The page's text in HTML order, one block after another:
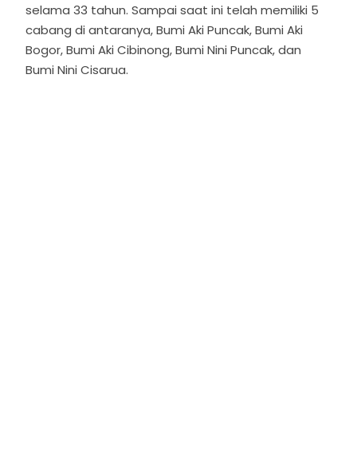
selama 33 tahun. Sampai saat ini telah memiliki 5
cabang di antaranya, Bumi Aki Puncak, Bumi Aki
Bogor, Bumi Aki Cibinong, Bumi Nini Puncak, dan
Bumi Nini Cisarua.